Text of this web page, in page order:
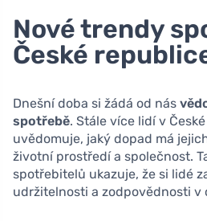
Nové trendy
České
Dnešní doba si žádá od nás
spotřebě. Stále více lidí v
uvědomuje, jaký dopad má
životní prostředí a společnost.
spotřebitelů ukazuje, že si lidé
udržitelnosti a zodpovědnosti v